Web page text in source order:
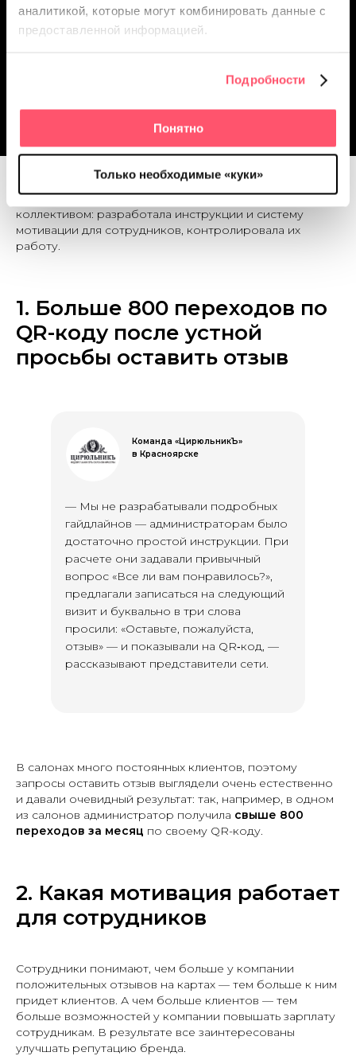
аналитикой, которые могут комбинировать данные с
предоставленной информацией.
Подробности
Понятно
Только необходимые «куки»
собирать больше отзывов
и улучшать сервис
Команда управляющих салонов проработала процесс
по улучшению обратной связи от клиентов и с
коллективом: разработала инструкции и систему
мотивации для сотрудников, контролировала их
работу.
1. Больше 800 переходов по
QR-коду после устной
просьбы оставить отзыв
— Мы не разрабатывали подробных
гайдлайнов — администраторам было
достаточно простой инструкции. При
расчете они задавали привычный
вопрос «Все ли вам понравилось?»,
предлагали записаться на следующий
визит и буквально в три слова
просили: «Оставьте, пожалуйста,
отзыв» — и показывали на QR‑код, —
рассказывают представители сети.
Команда «ЦирюльникЪ»
в Красноярске
В салонах много постоянных клиентов, поэтому
запросы оставить отзыв выглядели очень естественно
и давали очевидный результат: так, например, в одном
из салонов администратор получила свыше 800
переходов за месяц по своему QR-коду.
2. Какая мотивация работает
для сотрудников
Сотрудники понимают, чем больше у компании
положительных отзывов на картах — тем больше к ним
придет клиентов. А чем больше клиентов — тем
больше возможностей у компании повышать зарплату
сотрудникам. В результате все заинтересованы
улучшать репутацию бренда.